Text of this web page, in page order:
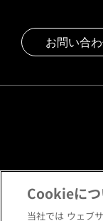
お問い合
Cookieにつ
当社では ウェブ